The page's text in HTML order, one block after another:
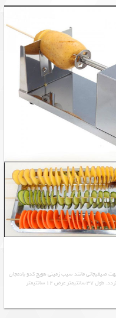
صیفیجاتی مانند سیب زمینی هویج کدو بادمجان
12 سانتیمتر